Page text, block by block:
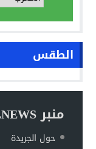
الطقس
منبر ALLNEWS
حول الجريدة